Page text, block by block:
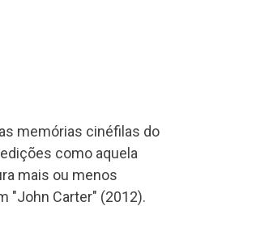
memórias cinéfilas do
como aquela
mais ou menos
"John Carter" (2012).